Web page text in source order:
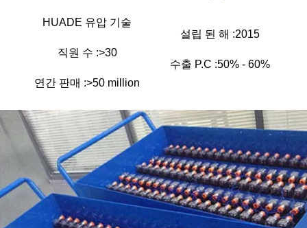
HUADE 유압 기술
직원 수 :>30
연간 판매 :>50 million
설립 된 해 :2015
수출 P.C :50% - 60%